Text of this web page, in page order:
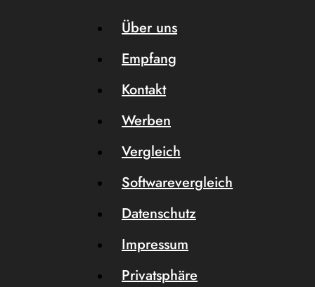
Über uns
Empfang
Kontakt
Werben
Vergleich
Softwarevergleich
Datenschutz
Impressum
Privatsphäre